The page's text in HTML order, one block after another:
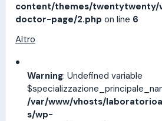
content/themes/twentytwenty/
doctor-page/2.php on line 6
Altro
Warning: Undefined variable
/var/www/vhosts/
s/wp-